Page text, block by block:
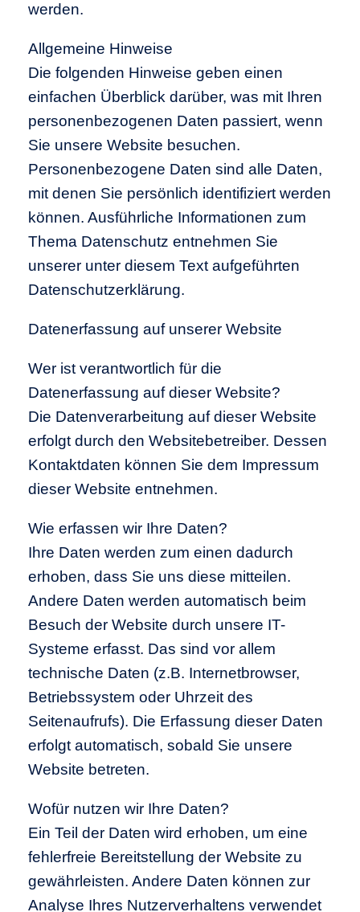
werden.
Allgemeine Hinweise
Die folgenden Hinweise geben einen
einfachen Überblick darüber, was mit Ihren
personenbezogenen Daten passiert, wenn
Sie unsere Website besuchen.
Personenbezogene Daten sind alle Daten,
mit denen Sie persönlich identifiziert werden
können. Ausführliche Informationen zum
Thema Datenschutz entnehmen Sie
unserer unter diesem Text aufgeführten
Datenschutzerklärung.
Datenerfassung auf unserer Website
Wer ist verantwortlich für die
Datenerfassung auf dieser Website?
Die Datenverarbeitung auf dieser Website
erfolgt durch den Websitebetreiber. Dessen
Kontaktdaten können Sie dem Impressum
dieser Website entnehmen.
Wie erfassen wir Ihre Daten?
Ihre Daten werden zum einen dadurch
erhoben, dass Sie uns diese mitteilen.
Andere Daten werden automatisch beim
Besuch der Website durch unsere IT-
Systeme erfasst. Das sind vor allem
technische Daten (z.B. Internetbrowser,
Betriebssystem oder Uhrzeit des
Seitenaufrufs). Die Erfassung dieser Daten
erfolgt automatisch, sobald Sie unsere
Website betreten.
Wofür nutzen wir Ihre Daten?
Ein Teil der Daten wird erhoben, um eine
fehlerfreie Bereitstellung der Website zu
gewährleisten. Andere Daten können zur
Analyse Ihres Nutzerverhaltens verwendet